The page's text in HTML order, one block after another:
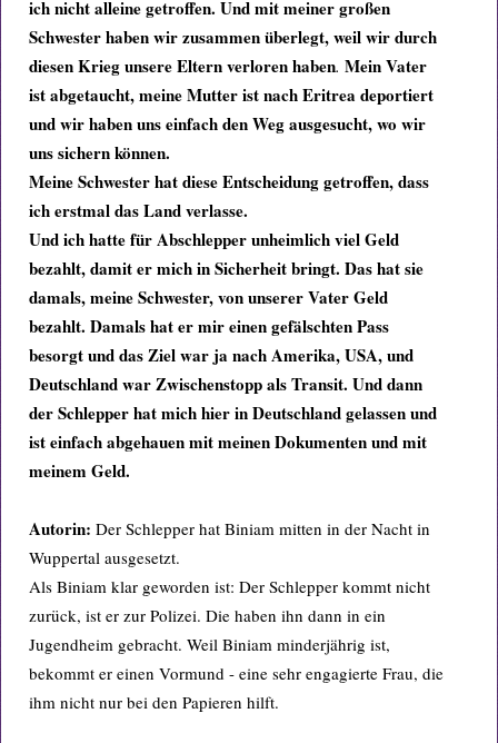
ich nicht alleine getroffen. Und mit meiner großen
Schwester haben wir zusammen überlegt, weil wir durch
diesen Krieg unsere Eltern verloren haben. Mein Vater
ist abgetaucht, meine Mutter ist nach Eritrea deportiert
und wir haben uns einfach den Weg ausgesucht, wo wir
uns sichern können.
Meine Schwester hat diese Entscheidung getroffen, dass
ich erstmal das Land verlasse.
Und ich hatte für Abschlepper unheimlich viel Geld
bezahlt, damit er mich in Sicherheit bringt. Das hat sie
damals, meine Schwester, von unserer Vater Geld
bezahlt. Damals hat er mir einen gefälschten Pass
besorgt und das Ziel war ja nach Amerika, USA, und
Deutschland war Zwischenstopp als Transit. Und dann
der Schlepper hat mich hier in Deutschland gelassen und
ist einfach abgehauen mit meinen Dokumenten und mit
meinem Geld.
Autorin: Der Schlepper hat Biniam mitten in der Nacht in
Wuppertal ausgesetzt.
Als Biniam klar geworden ist: Der Schlepper kommt nicht
zurück, ist er zur Polizei. Die haben ihn dann in ein
Jugendheim gebracht. Weil Biniam minderjährig ist,
bekommt er einen Vormund - eine sehr engagierte Frau, die
ihm nicht nur bei den Papieren hilft.